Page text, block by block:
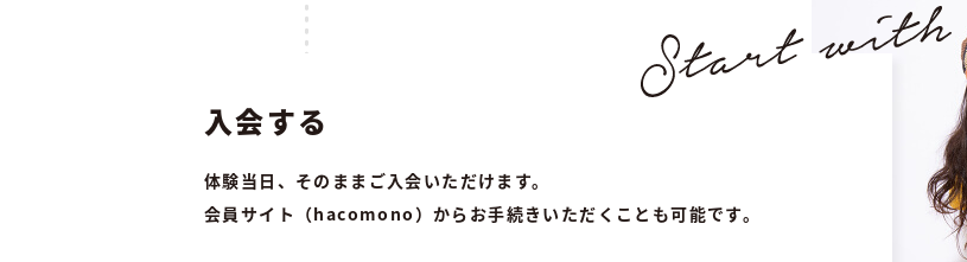
入会する
体験当日、そのままご入会いただけます。
会員サイト（hacomono）からお手続きいただくことも可能です。